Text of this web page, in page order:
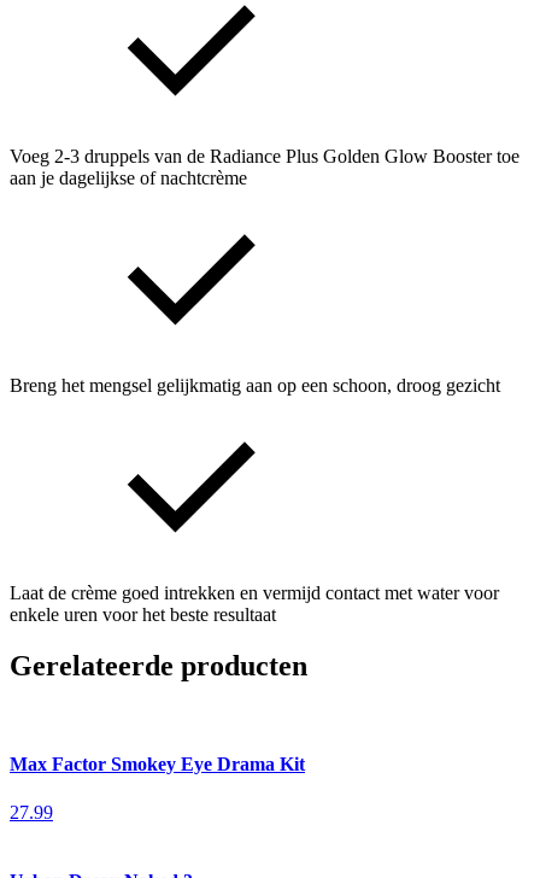
Voeg 2-3 druppels van de Radiance Plus Golden Glow Booster toe
aan je dagelijkse of nachtcrème
Breng het mengsel gelijkmatig aan op een schoon, droog gezicht
Laat de crème goed intrekken en vermijd contact met water voor
enkele uren voor het beste resultaat
Gerelateerde producten
Max Factor Smokey Eye Drama Kit
27.99